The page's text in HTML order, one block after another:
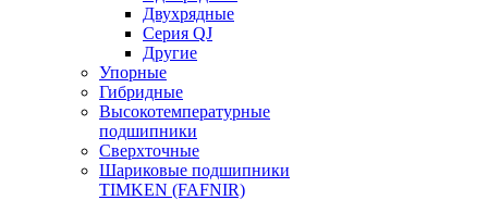
Двухрядные
Серия QJ
Другие
Упорные
Гибридные
Высокотемпературные
подшипники
Сверхточные
Шариковые подшипники
TIMKEN (FAFNIR)